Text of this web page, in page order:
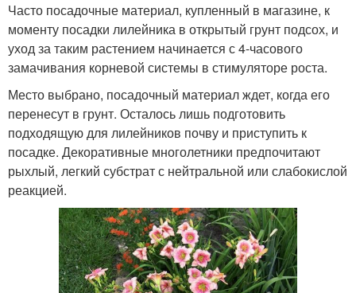
Часто посадочные материал, купленный в магазине, к
моменту посадки лилейника в открытый грунт подсох, и
уход за таким растением начинается с 4-часового
замачивания корневой системы в стимуляторе роста.
Место выбрано, посадочный материал ждет, когда его
перенесут в грунт. Осталось лишь подготовить
подходящую для лилейников почву и приступить к
посадке. Декоративные многолетники предпочитают
рыхлый, легкий субстрат с нейтральной или слабокислой
реакцией.